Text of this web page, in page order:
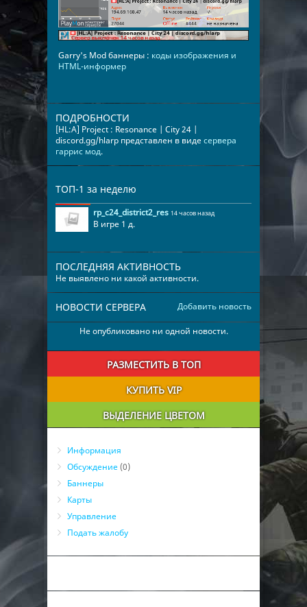
Garry's Mod баннеры : коды изображения и
HTML-информер
ПОДРОБНОСТИ
[HL:A] Project : Resonance | City 24 |
discord.gg/hlarp представлен в видесервера
гаррис мод.
ТОП-1 за неделю
rp_c24_district2_res 14 часов назад
В игре 1 д.
ПОСЛЕДНЯЯ АКТИВНОСТЬ
Не выявлено ни какой активности.
Добавить новость
НОВОСТИ СЕРВЕРА
Не опубликовано ни одной новости.
РАЗМЕСТИТЬ В ТОП
КУПИТЬ VIP
ВЫДЕЛЕНИЕ ЦВЕТОМ
Информация
Обсуждение (0)
Баннеры
Карты
Управление
Подать жалобу